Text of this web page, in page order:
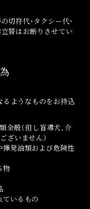
切符代・タクシー代・
替はお断りさせてい
ようなものをお持込
全般（但し盲導犬、介
ざいません）
揮発油類および危険性
物
ているもの